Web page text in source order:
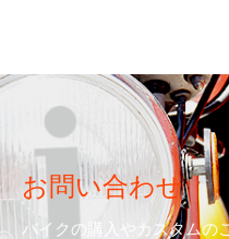
お問い合わせ
バイクの購入やカスタムの